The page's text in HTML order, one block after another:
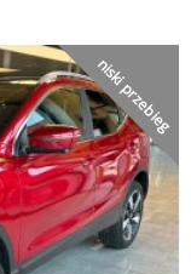
niski przebieg